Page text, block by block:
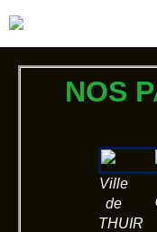
NOS
Ville
de
THUIR